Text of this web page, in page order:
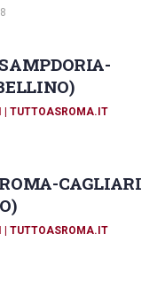
| TUTTOASROMA.IT
CAGLIARI
| TUTTOASROMA.IT